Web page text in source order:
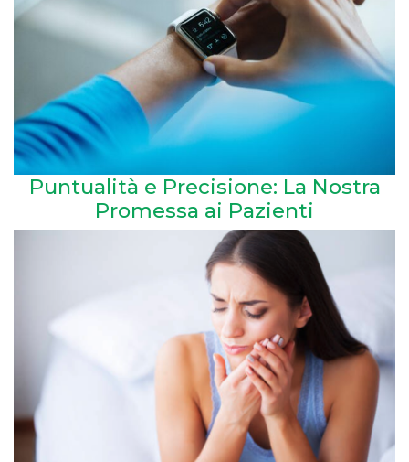
Puntualità e Precisione: La Nostra
Promessa ai Pazienti